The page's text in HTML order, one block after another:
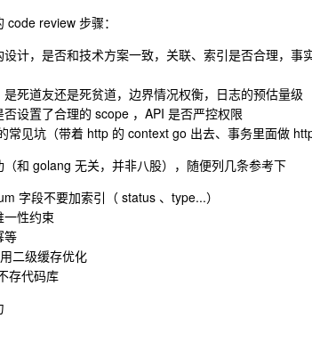
review 步骤：
计，是否和技术方案一致，关联、索引是否合理，事
死道友还是死贫道，边界情况权衡，日志的预估量级
设置了合理的 scope ，API 是否严控权限
常见坑（带着 http 的 context go 出去、事务里面做
（和 golang 无关，并非八股），随便列几条参考下
字段不要加索引（ status 、type...）
一性约束
等
二级缓存优化
存代码库